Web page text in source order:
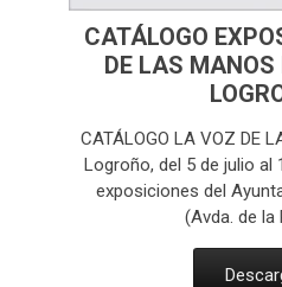
CATÁLOGO
DE LAS
CATÁLOGO LA VOZ DE
Logroño, del 5 de julio al
exposiciones del
(Avda. de la